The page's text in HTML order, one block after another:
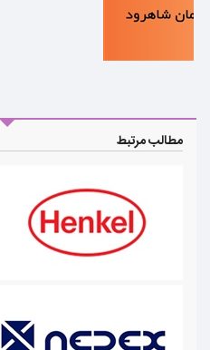
مطالب مرتبط